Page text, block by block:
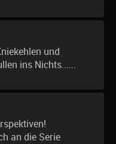
und
ins Nichts......
an die Serie